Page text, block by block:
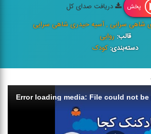
پخش
دریافت صدای کل
شاهی سرایی , آسیه حیدری شاهی سرایی
قالب: روایی
دسته‌بندی: کودک
Error loading media: File could not be